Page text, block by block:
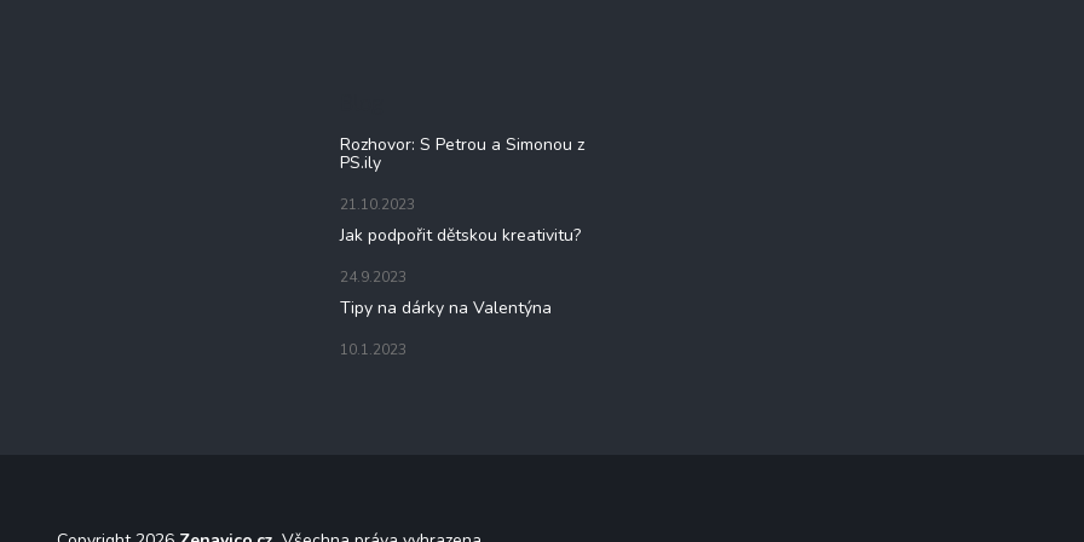
Rozhovor: S Petrou a Simonou z
PS.ily
21.10.2023
Jak podpořit dětskou kreativitu?
24.9.2023
Tipy na dárky na Valentýna
10.1.2023